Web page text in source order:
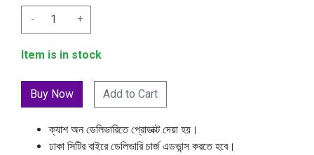
- +
Item is in stock
Add to Cart
ক্যাশ অন ডেলিভারিতে প্রোডাক্ট দেয়া হয়।
ঢাকা সিটির বাইরে ডেলিভারি চার্জ এডভান্স করতে হবে।